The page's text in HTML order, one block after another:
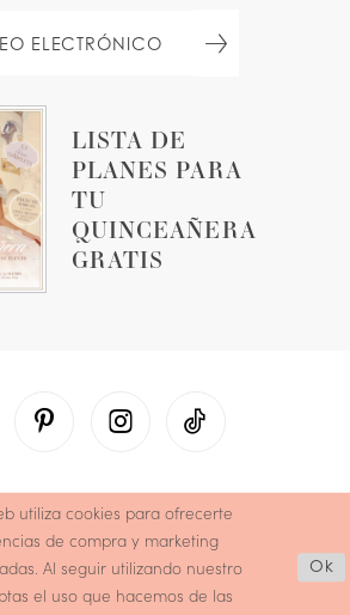
LISTA DE
PLANES PARA
TU
QUINCEAÑERA
GRATIS
utiliza cookies para ofrecerte
de compra y marketing
Al seguir utilizando nuestro
el uso que hacemos de las
Ok